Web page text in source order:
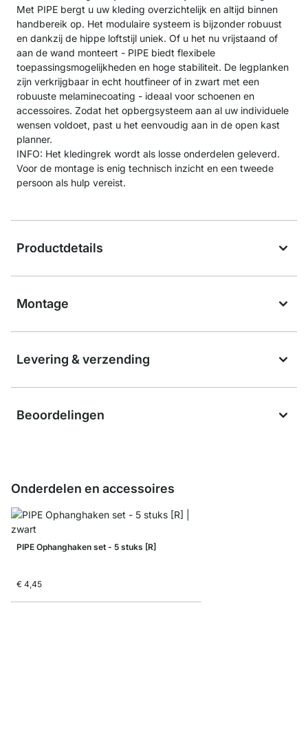
Met PIPE bergt u uw kleding overzichtelijk en altijd binnen
handbereik op. Het modulaire systeem is bijzonder robuust
en dankzij de hippe loftstijl uniek. Of u het nu vrijstaand of
aan de wand monteert - PIPE biedt flexibele
toepassingsmogelijkheden en hoge stabiliteit. De legplanken
zijn verkrijgbaar in echt houtfineer of in zwart met een
robuuste melaminecoating - ideaal voor schoenen en
accessoires. Zodat het opbergsysteem aan al uw individuele
wensen voldoet, past u het eenvoudig aan in de open kast
planner.
INFO: Het kledingrek wordt als losse onderdelen geleverd.
Voor de montage is enig technisch inzicht en een tweede
persoon als hulp vereist.
Productdetails
Montage
Levering & verzending
Beoordelingen
Onderdelen en accessoires
PIPE Ophanghaken set - 5 stuks [R]
€ 4,45